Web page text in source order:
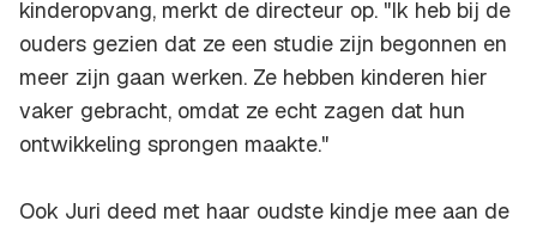
kinderopvang, merkt de directeur op. "Ik heb bij de
ouders gezien dat ze een studie zijn begonnen en
meer zijn gaan werken. Ze hebben kinderen hier
vaker gebracht, omdat ze echt zagen dat hun
ontwikkeling sprongen maakte."
Ook Juri deed met haar oudste kindje mee aan de